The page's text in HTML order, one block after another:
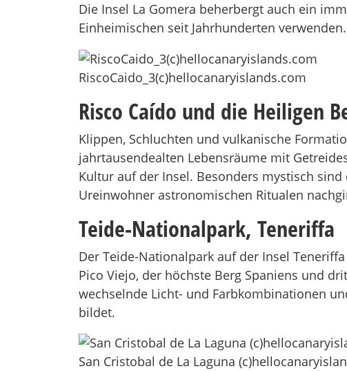
Die Insel La Gomera beherbergt auch ein
Einheimischen seit Jahrhunderten verwenden.
RiscoCaido_3(c)hellocanaryislands.com
Risco Caído und die Heiligen
Klippen, Schluchten und vulkanische
jahrtausendealten Lebensräume mit
Kultur auf der Insel. Besonders mystisch
Ureinwohner astronomischen Ritualen
Teide-Nationalpark, Teneriffa
Der Teide-Nationalpark auf der Insel
Pico Viejo, der höchste Berg Spaniens und
wechselnde Licht- und Farbkombinationen
bildet.
San Cristobal de La Laguna